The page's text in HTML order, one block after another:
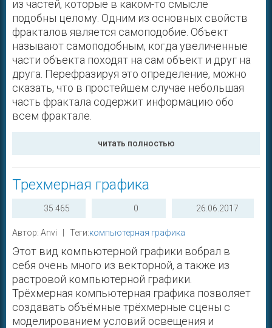
из частей, которые в каком-то смысле
подобны целому. Одним из основных свойств
фракталов является самоподобие. Объект
называют самоподобным, когда увеличенные
части объекта походят на сам объект и друг на
друга. Перефразируя это определение, можно
сказать, что в простейшем случае небольшая
часть фрактала содержит информацию обо
всем фрактале.
читать полностью
Трехмерная графика
35 465 0 26.06.2017
Автор: Anvi | Теги:компьютерная графика
Этот вид компьютерной графики вобрал в
себя очень много из векторной, а также из
растровой компьютерной графики.
Трёхмерная компьютерная графика позволяет
создавать объёмные трёхмерные сцены с
моделированием условий освещения и